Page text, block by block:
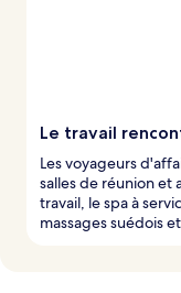
Le travail
Les voyageurs
salles de réunion et
travail, le spa à
massages suédois